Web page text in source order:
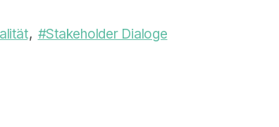
#Stakeholder Dialoge